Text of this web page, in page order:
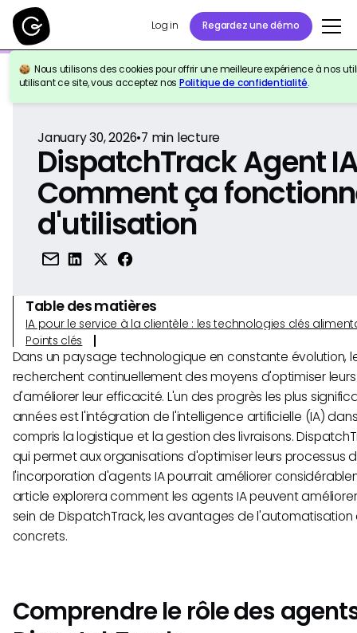
Log in Regardez une démo
Nous utilisons des cookies pour offrir une meilleure expérience à nos
utilisant ce site, vous acceptez nos Politique de confidentialité.
Retour à la référence
January 30, 2026•7 min lecture
DispatchTrack Agent
Comment ça
d'utilisation
Table des matières
IA pour le service à la clientèle : les technologies clés
Points clés
Dans un paysage technologique en constante évolution,
recherchent continuellement des moyens d'optimiser
d'améliorer leur efficacité. L'un des progrès les plus
années est l'intégration de l'intelligence artificielle (IA)
compris la logistique et la gestion des livraisons.
qui permet aux organisations d'optimiser leurs processus
l'incorporation d'agents IA pourrait améliorer
article explorera comment les agents IA peuvent
sein de DispatchTrack, les avantages de
concrets.
Comprendre le rôle des